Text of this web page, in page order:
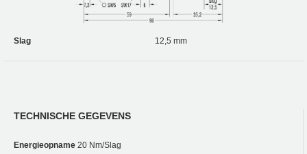
Slag 12,5 mm
TECHNISCHE GEGEVENS
Energieopname 20 Nm/Slag